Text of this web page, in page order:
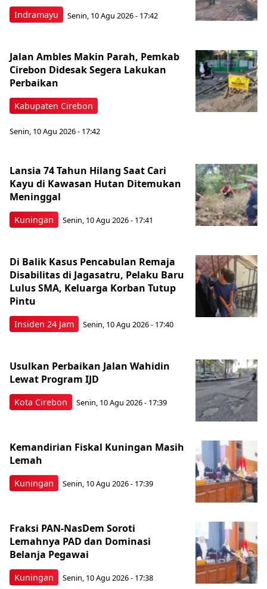
Indramayu Senin, 10 Agu 2026 - 17:42
Kabupaten Cirebon
Jalan Ambles Makin Parah, Pemkab
Cirebon Didesak Segera Lakukan
Perbaikan
Senin, 10 Agu 2026 - 17:42
Kuningan
Lansia 74 Tahun Hilang Saat Cari
Kayu di Kawasan Hutan Ditemukan
Meninggal
Senin, 10 Agu 2026 - 17:41
Insiden 24 Jam
Di Balik Kasus Pencabulan Remaja
Disabilitas di Jagasatru, Pelaku Baru
Lulus SMA, Keluarga Korban Tutup
Pintu
Senin, 10 Agu 2026 - 17:40
Kota Cirebon
Usulkan Perbaikan Jalan Wahidin
Lewat Program IJD
Senin, 10 Agu 2026 - 17:39
Kuningan
Kemandirian Fiskal Kuningan Masih
Lemah
Senin, 10 Agu 2026 - 17:39
Kuningan
Fraksi PAN-NasDem Soroti
Lemahnya PAD dan Dominasi
Belanja Pegawai
Senin, 10 Agu 2026 - 17:38